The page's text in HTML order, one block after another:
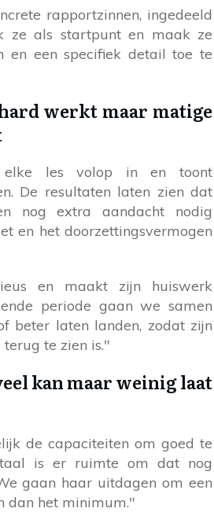
rapportzinnen, ingedeeld
ze als startpunt en maak ze
en een specifiek detail toe te
werkt maar matige
les volop in en toont
De resultaten laten zien dat
nog extra aandacht nodig
en het doorzettingsvermogen
en maakt zijn huiswerk
periode gaan we samen
beter laten landen, zodat zijn
te zien is."
kan maar weinig laat
de capaciteiten om goed te
is er ruimte om dat nog
gaan haar uitdagen om een
dan het minimum."